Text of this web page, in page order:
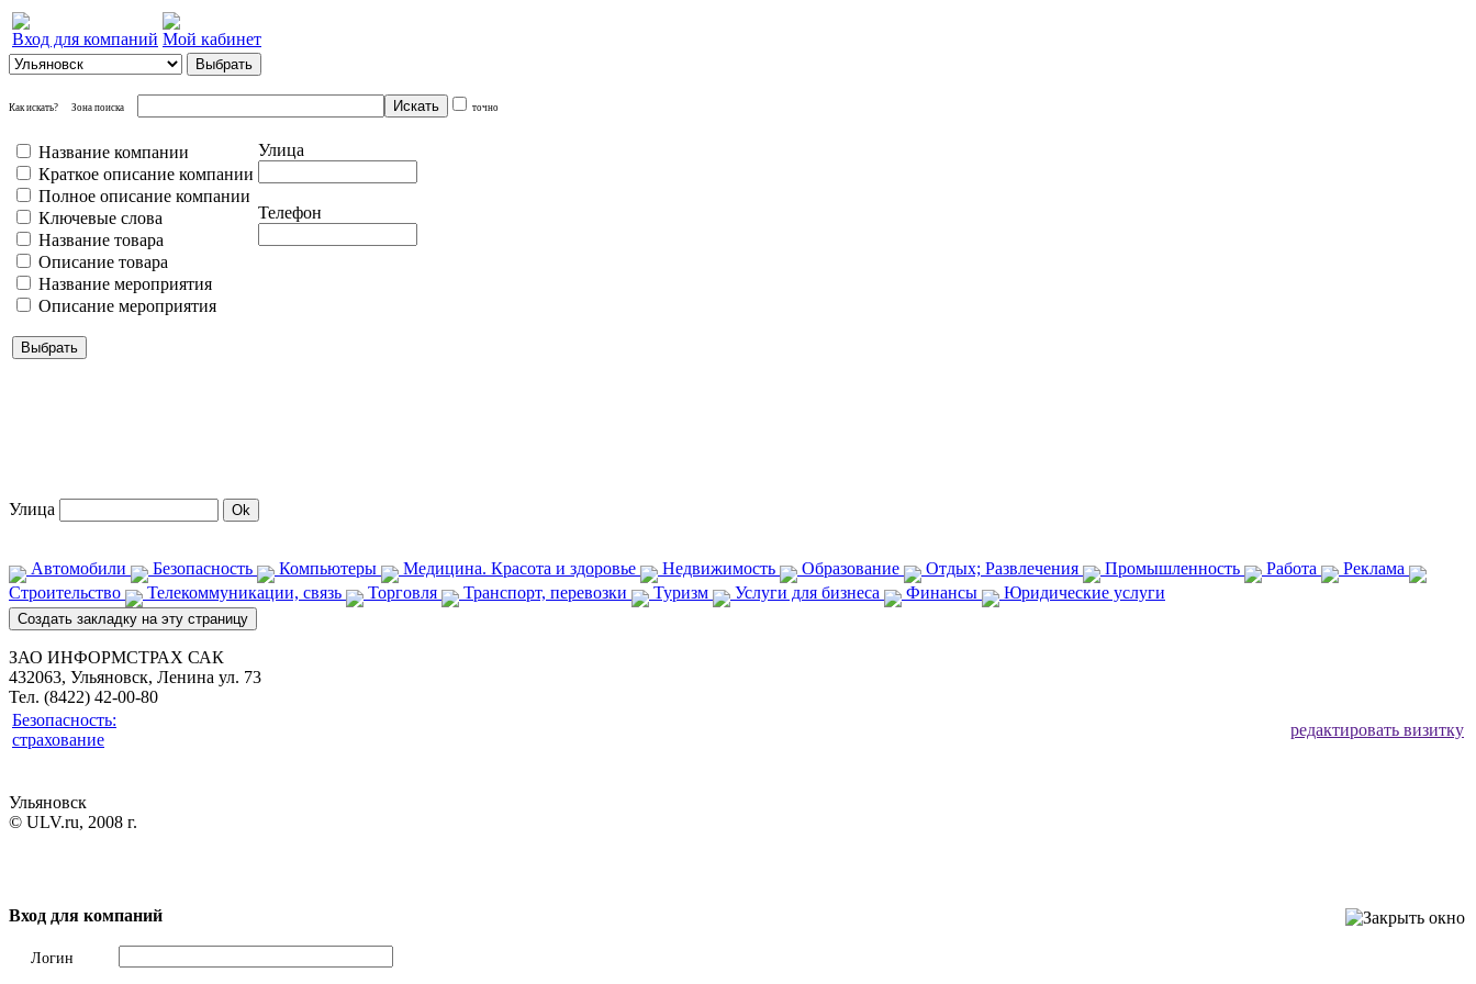
Вход для компаний Мой кабинет
Как искать? Зона поиска точно
Название компании
Краткое описание компании
Полное описание компании
Ключевые слова
Название товара
Описание товара
Название мероприятия
Описание мероприятия
Улица
Телефон
Улица
Автомобили Безопасность Компьютеры Медицина. Красота и здоровье Недвижимость Образование Отдых; Развлечения Промышленность Работа
Реклама
Строительство
Телекоммуникации, связь Торговля Транспорт, перевозки Туризм Услуги для бизнеса Финансы Юридические услуги
ЗАО ИНФОРМСТРАХ САК
432063, Ульяновск, Ленина ул. 73
Тел. (8422) 42-00-80
Безопасность:
страхование
редактировать визитку
Ульяновск
© ULV.ru, 2008 г.
Вход для компаний
Логин